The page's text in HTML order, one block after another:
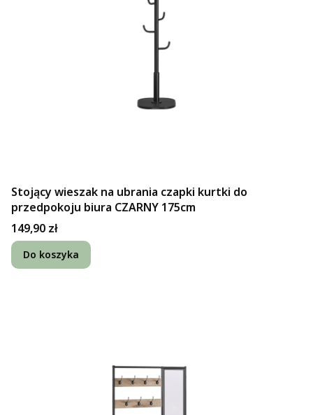
Stojący wieszak na ubrania czapki kurtki do
przedpokoju biura CZARNY 175cm
Cena
149,90 zł
Do koszyka